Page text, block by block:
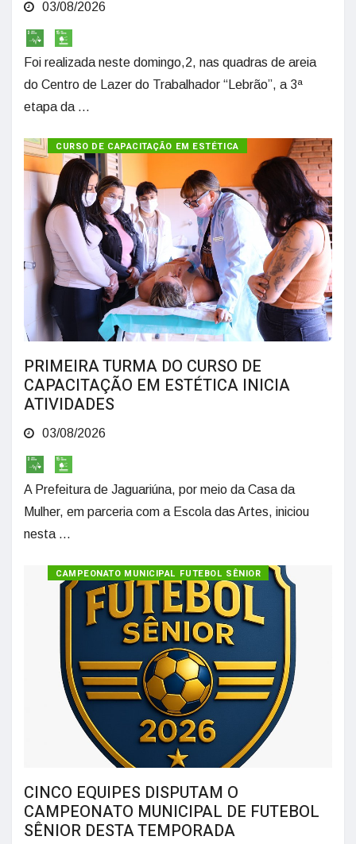
03/08/2026
Foi realizada neste domingo,2, nas quadras de areia
do Centro de Lazer do Trabalhador “Lebrão”, a 3ª
etapa da ...
CURSO DE CAPACITAÇÃO EM ESTÉTICA
PRIMEIRA TURMA DO CURSO DE
CAPACITAÇÃO EM ESTÉTICA INICIA
ATIVIDADES
03/08/2026
A Prefeitura de Jaguariúna, por meio da Casa da
Mulher, em parceria com a Escola das Artes, iniciou
nesta ...
CAMPEONATO MUNICIPAL FUTEBOL SÊNIOR
CINCO EQUIPES DISPUTAM O
CAMPEONATO MUNICIPAL DE FUTEBOL
SÊNIOR DESTA TEMPORADA